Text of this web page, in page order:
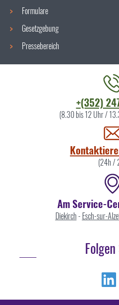
Formulare
Gesetzgebung
Pressebereich
+(352)
(8.30 bis 12 Uhr /
(24h /
Am Service-
Diekirch- Esch-sur-